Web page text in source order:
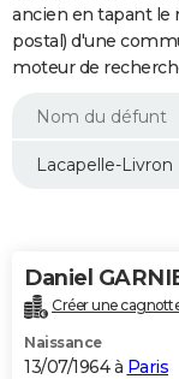
Essais
Réserver un essai
Citadines
Berlines
SUV
Forum auto
+
HIGH-TECH
Mobiles
Meilleur smartphone
Internet
Ordinateurs
Jeux vidéo
Guide high-tech
+BRICOLAGE
Forum
Aménagement intérieur
Extérieur
Cuisine
Salle de bains
Jardinage
Rangement
WEEK-END
Guides de France
Escapades
Patrimoine
Expositions
Musées
Week-end nature
LIFESTYLE
Alimentation
Guide de la santé
Maladies
Médicaments
Sommeil
VOYAGE
Destinations
City break
Voyage nature
Voyage de noces
Forum
Climat
+PHOTO
GUIDES D'ACHAT
ancien en tapant le
postal) d'une
moteur de
Daniel
Créer une
Naissance
13/07/1964 à Paris